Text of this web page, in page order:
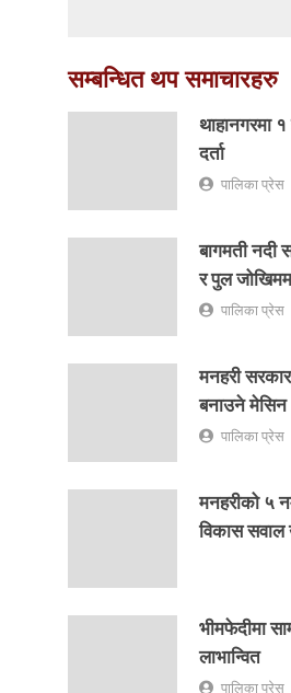
सम्बन्धित थप समाचारहरु
थाहानगरमा
दर्ता
पालिका प्रेस
बागमती नदी
र पुल
पालिका प्रेस
मनहरी
बनाउने मेसिन
पालिका प्रेस
मनहरीको ५
विकास सवाल
भीमफेदीमा
लाभान्वित
पालिका प्रेस